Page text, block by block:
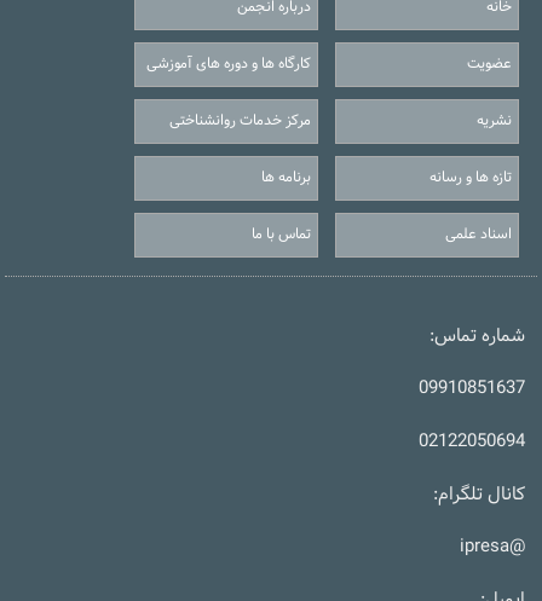
خانه درباره انجمن
عضویت کارگاه ها و دوره های آموزشی
نشریه مرکز خدمات روانشناختی
تازه ها و رسانه برنامه ها
اسناد علمی تماس با ما
شماره تماس:
09910851637
02122050694
کانال تلگرام:
@ipresa